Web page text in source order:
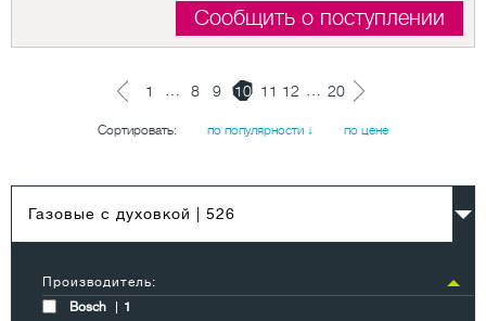
Сообщить о поступлении
1 8 9 10 11 12 20
Сортировать: по популярности ↓ по цене
Газовые с духовкой | 526
Производитель:
Bosch
1